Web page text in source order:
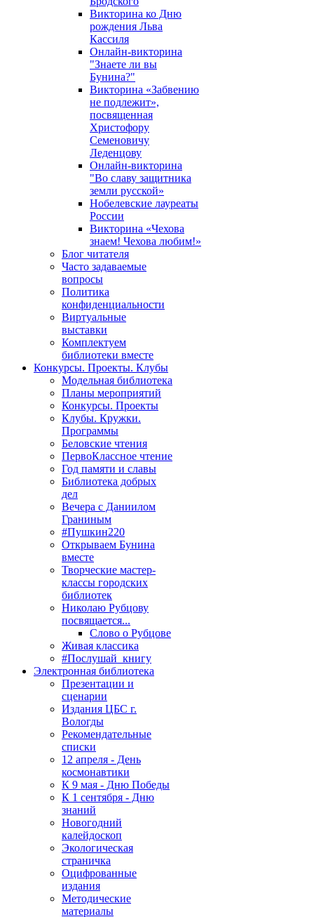
Викторина ко Дню
рождения Льва
Кассиля
Онлайн-викторина
"Знаете ли вы
Бунина?"
Викторина «Забвению
не подлежит»,
посвященная
Христофору
Семеновичу
Леденцову
Онлайн-викторина
"Во славу защитника
земли русской»
Нобелевские лауреаты
России
Викторина «Чехова
знаем! Чехова любим!»
Блог читателя
Часто задаваемые
вопросы
Политика
конфиденциальности
Виртуальные
выставки
Комплектуем
библиотеки вместе
Конкурсы. Проекты. Клубы
Модельная библиотека
Планы мероприятий
Конкурсы. Проекты
Клубы. Кружки.
Программы
Беловские чтения
ПервоКлассное чтение
Год памяти и славы
Библиотека добрых
дел
Вечера с Даниилом
Граниным
#Пушкин220
Открываем Бунина
вместе
Творческие мастер-
классы городских
библиотек
Николаю Рубцову
посвящается...
Слово о Рубцове
Живая классика
#Послушай_книгу
Электронная библиотека
Презентации и
сценарии
Издания ЦБС г.
Вологды
Рекомендательные
списки
12 апреля - День
космонавтики
К 9 мая - Дню Победы
К 1 сентября - Дню
знаний
Новогодний
калейдоскоп
Экологическая
страничка
Оцифрованные
издания
Методические
материалы